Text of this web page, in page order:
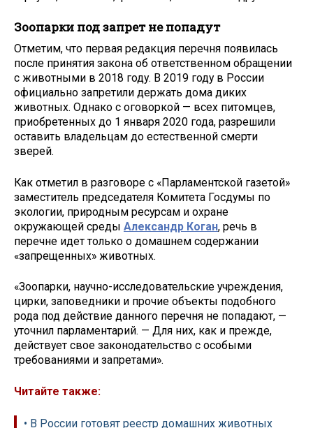
Зоопарки под запрет не попадут
Отметим, что первая редакция перечня появилась
после принятия закона об ответственном обращении
с животными в 2018 году. В 2019 году в России
официально запретили держать дома диких
животных. Однако с оговоркой — всех питомцев,
приобретенных до 1 января 2020 года, разрешили
оставить владельцам до естественной смерти
зверей.
Как отметил в разговоре с «Парламентской газетой»
заместитель председателя Комитета Госдумы по
экологии, природным ресурсам и охране
окружающей среды Александр Коган, речь в
перечне идет только о домашнем содержании
«запрещенных» животных.
«Зоопарки, научно-исследовательские учреждения,
цирки, заповедники и прочие объекты подобного
рода под действие данного перечня не попадают, —
уточнил парламентарий. — Для них, как и прежде,
действует свое законодательство с особыми
требованиями и запретами».
Читайте также:
• В России готовят реестр домашних животных